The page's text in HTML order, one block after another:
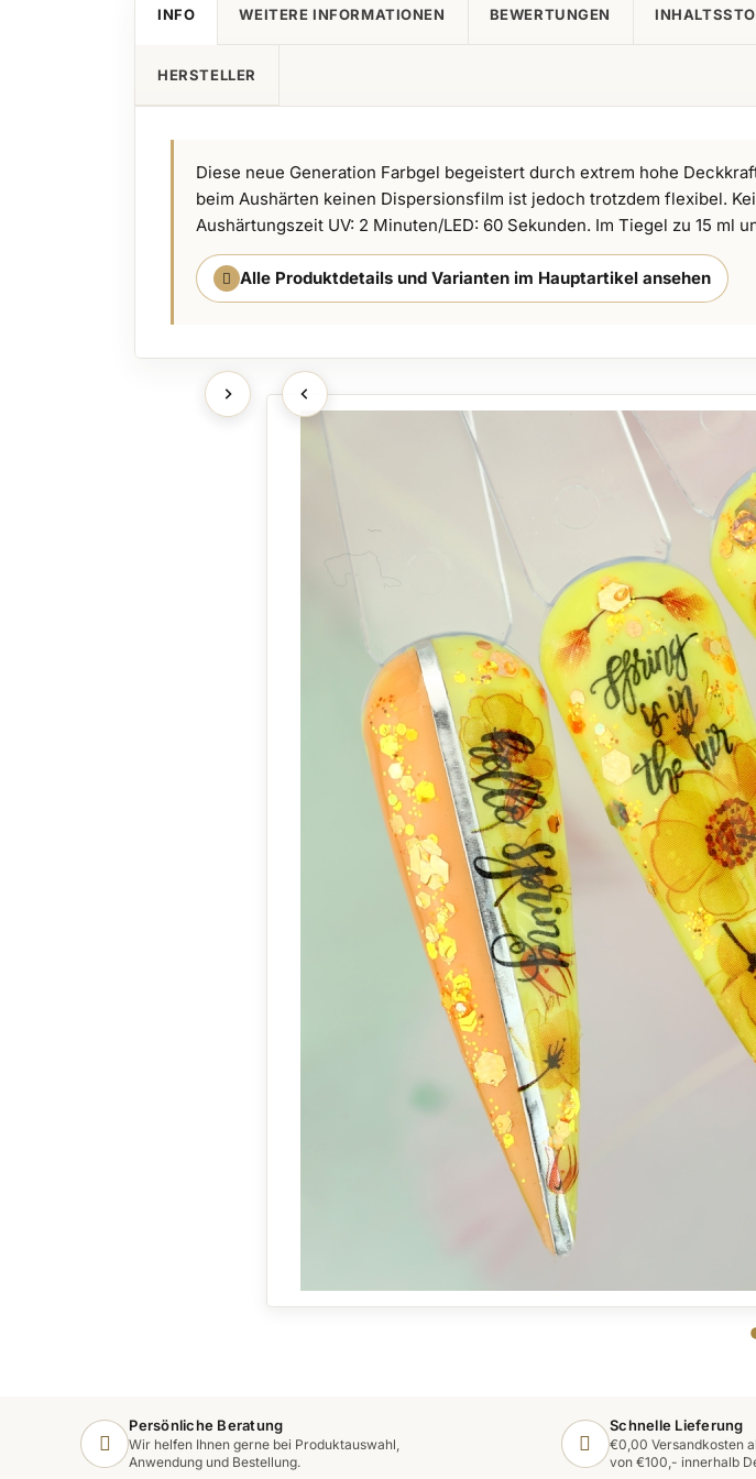
INFO
Diese neue Generation Farbgel begeistert durch extrem hohe
beim Aushärten keinen Dispersionsfilm ist jedoch trotzdem flexibel.
Aushärtungszeit UV: 2 Minuten/LED: 60 Sekunden. Im Tiegel zu 15 ml
Alle Produktdetails und Varianten im Hauptartikel ansehen
WEITERE INFORMATIONEN BEWERTUNGEN
HERSTELLER
Persönliche Beratung
Wir helfen Ihnen gerne bei Produktauswahl,
Anwendung und Bestellung.
Schnelle Lieferung
€0,00 Versandkosten
von €100,- innerhalb